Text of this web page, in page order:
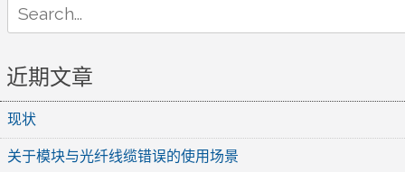
for:
近期文章
现状
关于模块与光纤线缆错误的使用场景